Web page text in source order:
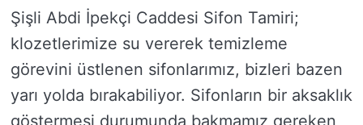
Şişli Abdi İpekçi Caddesi Sifon Tamiri;
klozetlerimize su vererek temizleme
görevini üstlenen sifonlarımız, bizleri bazen
yarı yolda bırakabiliyor. Sifonların bir aksaklık
göstermesi durumunda bakmamız gereken